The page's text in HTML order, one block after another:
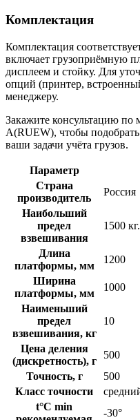
Комплектация
Комплектация
включает грузоприёмную
дисплеем и стойку. Для
опций (принтер,
менеджеру.
Закажите консультацию по
A(RUEW), чтобы
ваши задачи учёта грузов.
Параметр
Страна
производитель
Россия
Наибольший
предел
взвешивания
1500 кг.
Длина
платформы, мм
1200
Ширина
платформы, мм
1000
Наименьший
предел
взвешивания, кг
10
Цена деления
(дискретность), г
500
Точность, г
500
Класс точности
t°C min
-30°